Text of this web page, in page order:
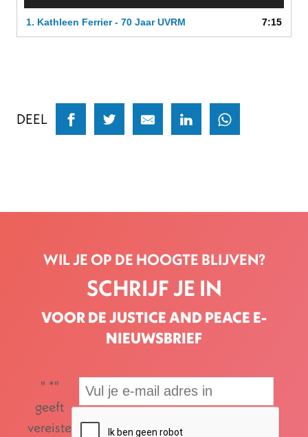
1. Kathleen Ferrier - 70 Jaar UVRM 7:15
DEEL
WIL JE OP DE HOOGTE BLIJVEN?
SCHRIJF JE IN
VOOR DE JUSTICE AND PEACE E-
NIEUWSBRIEF
" *"
geeft
vereiste